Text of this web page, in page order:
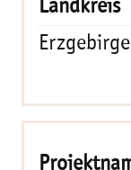
Erzgebirge